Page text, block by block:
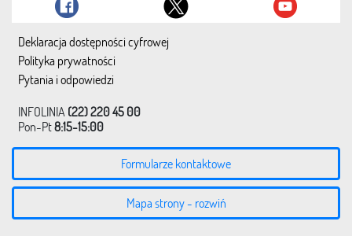
Deklaracja dostępności cyfrowej
Polityka prywatności
Pytania i odpowiedzi
INFOLINIA (22) 220 45 00
Pon-Pt8:15-15:00
Formularze kontaktowe
Mapa strony - rozwiń